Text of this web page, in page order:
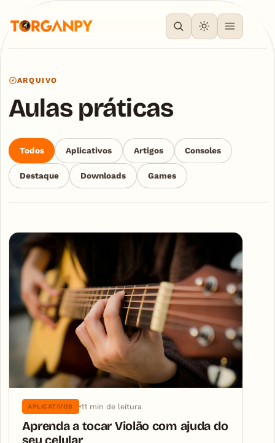
ARQUIVO
Aulas práticas
Todos Aplicativos Artigos Consoles
Destaque Downloads Games
Articles
APLICATIVOS 11 min de leitura
Aprenda a tocar Violão com ajuda do